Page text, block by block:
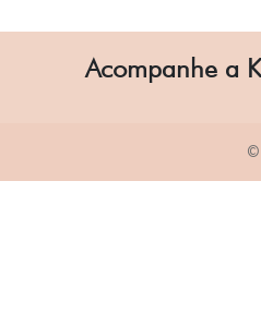
Acompanhe a
©